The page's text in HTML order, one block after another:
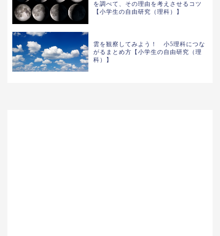
を調べて、その理由を考えさせるコツ
【小学生の自由研究（理科）】
雲を観察してみよう！ 小5理科につな
がるまとめ方【小学生の自由研究（理
科）】